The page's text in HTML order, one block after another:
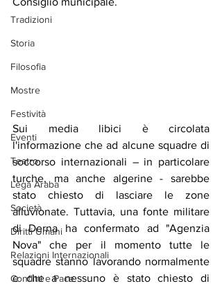
Tradizioni
Storia
Filosofia
Mostre
Festività
Eventi
Teatro
Lega Araba
Società
Diritti Umani
Relazioni Internazionali
Conflitti e Pace
Sui media libici è circolata
l'informazione che ad alcune squadre di
soccorso internazionali – in particolare
turche, ma anche algerine - sarebbe
stato chiesto di lasciare le zone
alluvionate. Tuttavia, una fonte militare
di Derna ha confermato ad "Agenzia
Nova" che per il momento tutte le
squadre stanno lavorando normalmente
e che a nessuno è stato chiesto di